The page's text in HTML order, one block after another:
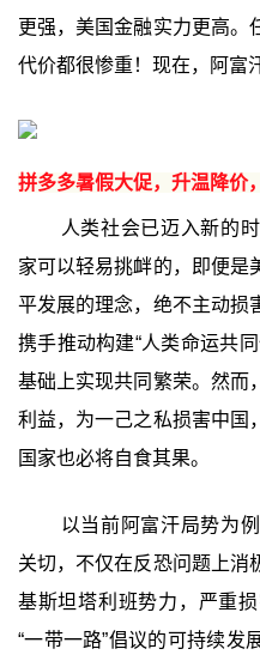
更强，美国金融实力更高。
代价都很惨重！现在，阿富
拼多多暑假大促，升温降价
人类社会已迈入新的
家可以轻易挑衅的，即便是
平发展的理念，绝不主动损
携手推动构建“人类命运共
基础上实现共同繁荣。然而
利益，为一己之私损害中国
国家也必将自食其果。
以当前阿富汗局势为
关切，不仅在反恐问题上消
基斯坦塔利班势力，严重
“一带一路”倡议的可持续发